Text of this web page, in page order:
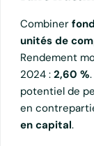
Combiner
unités de
Rendement
2024 : 2,60 %
potentiel de
en
en capital.